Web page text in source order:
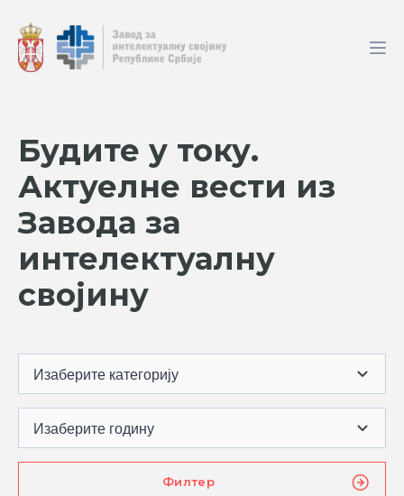
Будите у току.
Актуелне вести из
Завода за
интелектуалну
својину